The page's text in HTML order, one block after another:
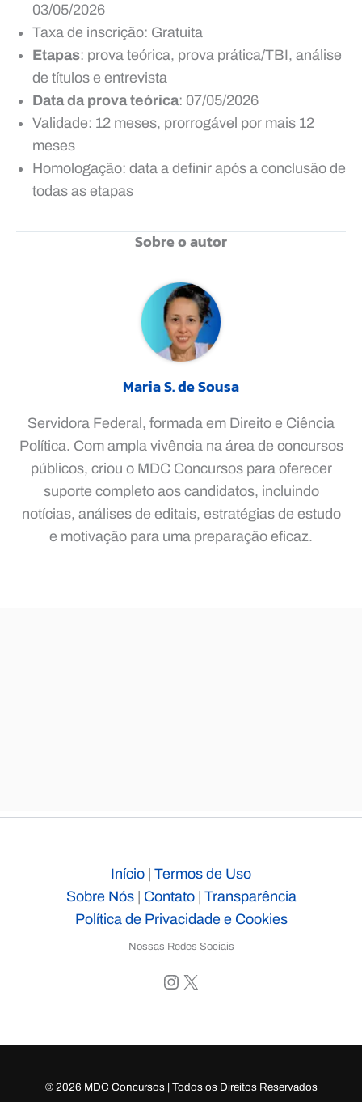
03/05/2026
Taxa de inscrição: Gratuita
Etapas: prova teórica, prova prática/TBI, análise
de títulos e entrevista
Data da prova teórica: 07/05/2026
Validade: 12 meses, prorrogável por mais 12
meses
Homologação: data a definir após a conclusão de
todas as etapas
Sobre o autor
Maria S. de Sousa
Servidora Federal, formada em Direito e Ciência
Política. Com ampla vivência na área de concursos
públicos, criou o MDC Concursos para oferecer
suporte completo aos candidatos, incluindo
notícias, análises de editais, estratégias de estudo
e motivação para uma preparação eficaz.
Início | Termos de Uso
Sobre Nós| Contato| Transparência
Política de Privacidade e Cookies
Nossas Redes Sociais
Instagram
X
© 2026 MDC Concursos | Todos os Direitos Reservados